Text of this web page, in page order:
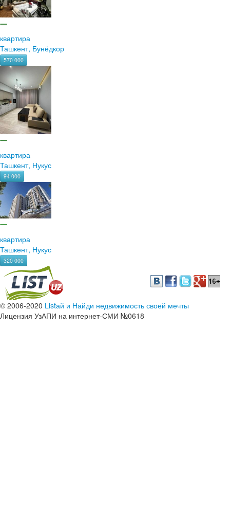
квартира
Ташкент, Бунёдкор
570 000
квартира
Ташкент, Нукус
94 000
квартира
Ташкент, Нукус
320 000
© 2006-2020 Listай и Найди недвижимость своей мечты
Лицензия УзАПИ на интернет-СМИ №0618